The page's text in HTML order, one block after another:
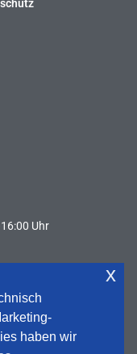
Uhr
haben wir
x